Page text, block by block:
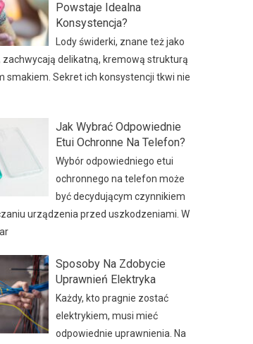
Powstaje Idealna
Konsystencja?
Lody świderki, znane też jako
zachwycają delikatną, kremową strukturą
smakiem. Sekret ich konsystencji tkwi nie
Jak Wybrać Odpowiednie
Etui Ochronne Na Telefon?
Wybór odpowiedniego etui
ochronnego na telefon może
być decydującym czynnikiem
urządzenia przed uszkodzeniami. W
Sposoby Na Zdobycie
Uprawnień Elektryka
Każdy, kto pragnie zostać
elektrykiem, musi mieć
odpowiednie uprawnienia. Na